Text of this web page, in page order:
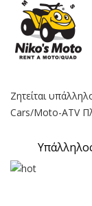
Ζητείται
Cars/Moto-ATV